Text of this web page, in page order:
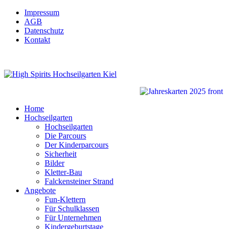
Impressum
AGB
Datenschutz
Kontakt
Home
Hochseilgarten
Hochseilgarten
Die Parcours
Der Kinderparcours
Sicherheit
Bilder
Kletter-Bau
Falckensteiner Strand
Angebote
Fun-Klettern
Für Schulklassen
Für Unternehmen
Kindergeburtstage